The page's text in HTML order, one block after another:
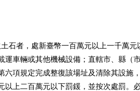
石者，處新臺幣一百萬元以上一千萬元
之載運車輛或其他機械設備；直轄市、縣（
依第六項規定完成整復該場址及清除其設施
萬元以上二百萬元以下罰鍰，並按次處罰。